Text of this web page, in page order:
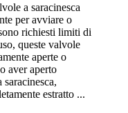
a saracinesca
per avviare o
richiesti limiti di
queste valvole
aperte o
aver aperto
estratto ...